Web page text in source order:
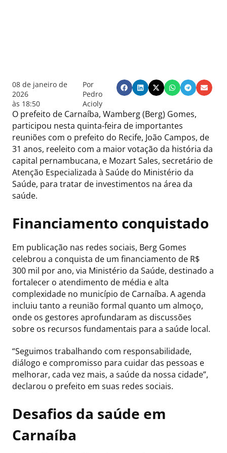
08 de janeiro de
2026
às 18:50
Por
Pedro
Acioly
O prefeito de Carnaíba, Wamberg (Berg) Gomes,
participou nesta quinta-feira de importantes
reuniões com o prefeito do Recife, João Campos, de
31 anos, reeleito com a maior votação da história da
capital pernambucana, e Mozart Sales, secretário de
Atenção Especializada à Saúde do Ministério da
Saúde, para tratar de investimentos na área da
saúde.
Financiamento conquistado
Em publicação nas redes sociais, Berg Gomes
celebrou a conquista de um financiamento de R$
300 mil por ano, via Ministério da Saúde, destinado a
fortalecer o atendimento de média e alta
complexidade no município de Carnaíba. A agenda
incluiu tanto a reunião formal quanto um almoço,
onde os gestores aprofundaram as discussões
sobre os recursos fundamentais para a saúde local.
“Seguimos trabalhando com responsabilidade,
diálogo e compromisso para cuidar das pessoas e
melhorar, cada vez mais, a saúde da nossa cidade”,
declarou o prefeito em suas redes sociais.
Desafios da saúde em
Carnaíba